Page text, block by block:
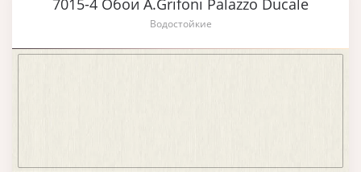
7015-4 Обои A.Grifoni Palazzo Ducale
Водостойкие